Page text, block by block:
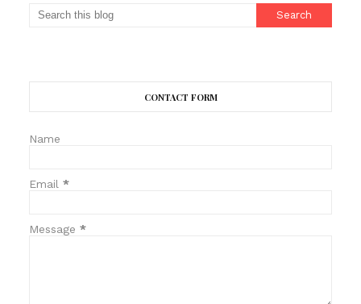
CONTACT FORM
Name
Email *
Message *